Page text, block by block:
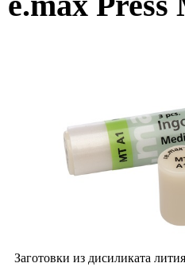
Заготовки из дисиликата